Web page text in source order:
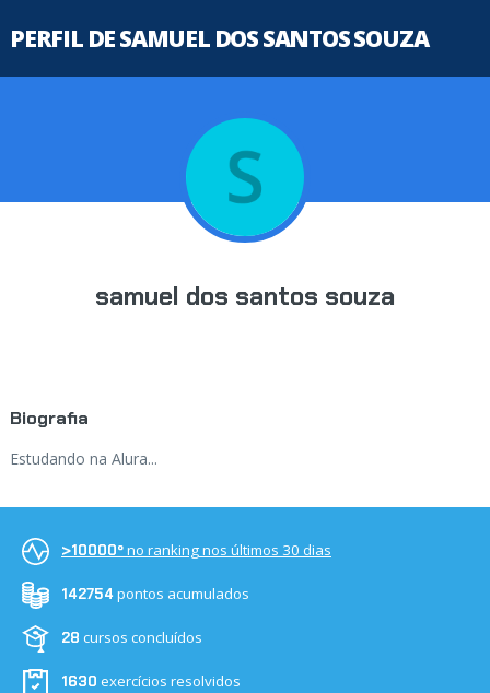
PERFIL DE SAMUEL DOS SANTOS SOUZA
samuel dos santos souza
Biografia
Estudando na Alura...
>10000ºno ranking nos últimos 30 dias
142754pontos acumulados
28 cursos concluídos
1630 exercícios resolvidos